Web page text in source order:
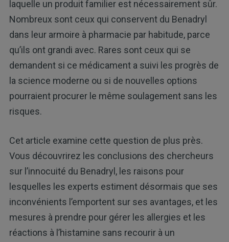
laquelle un produit familier est nécessairement sûr.
Nombreux sont ceux qui conservent du Benadryl
dans leur armoire à pharmacie par habitude, parce
qu’ils ont grandi avec. Rares sont ceux qui se
demandent si ce médicament a suivi les progrès de
la science moderne ou si de nouvelles options
pourraient procurer le même soulagement sans les
risques.
Cet article examine cette question de plus près.
Vous découvrirez les conclusions des chercheurs
sur l’innocuité du Benadryl, les raisons pour
lesquelles les experts estiment désormais que ses
inconvénients l’emportent sur ses avantages, et les
mesures à prendre pour gérer les allergies et les
réactions à l’histamine sans recourir à un